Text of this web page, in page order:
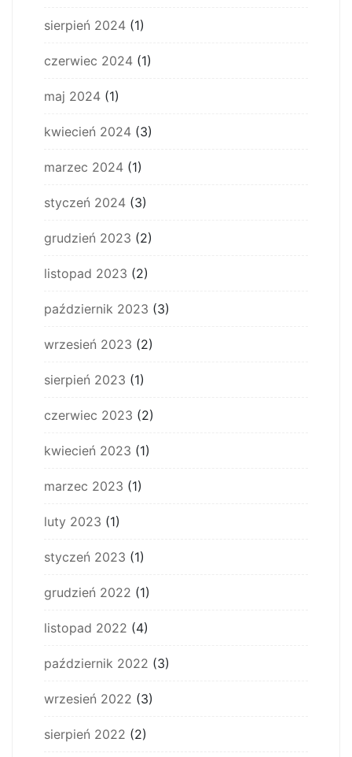
sierpień 2024 (1)
czerwiec 2024 (1)
maj 2024 (1)
kwiecień 2024 (3)
marzec 2024 (1)
styczeń 2024 (3)
grudzień 2023 (2)
listopad 2023 (2)
październik 2023 (3)
wrzesień 2023 (2)
sierpień 2023 (1)
czerwiec 2023 (2)
kwiecień 2023 (1)
marzec 2023 (1)
luty 2023 (1)
styczeń 2023 (1)
grudzień 2022 (1)
listopad 2022 (4)
październik 2022 (3)
wrzesień 2022 (3)
sierpień 2022 (2)